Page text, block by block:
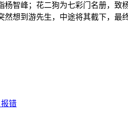
杨智峰；花二狗为七彩门名册，
然想到游先生，中途将其截下，最
错